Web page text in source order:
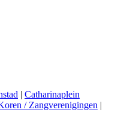
| Catharinaplein
/ Zangverenigingen |